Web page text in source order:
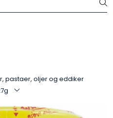
Trykk her for å lese mer
pastaer, oljer og eddiker